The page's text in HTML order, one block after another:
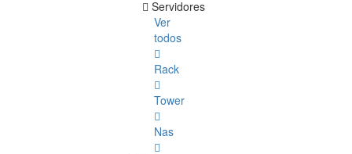
Servidores
Ver
todos
Rack
Tower
Nas